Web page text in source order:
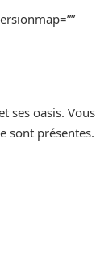
ses oasis. Vous
sont présentes.